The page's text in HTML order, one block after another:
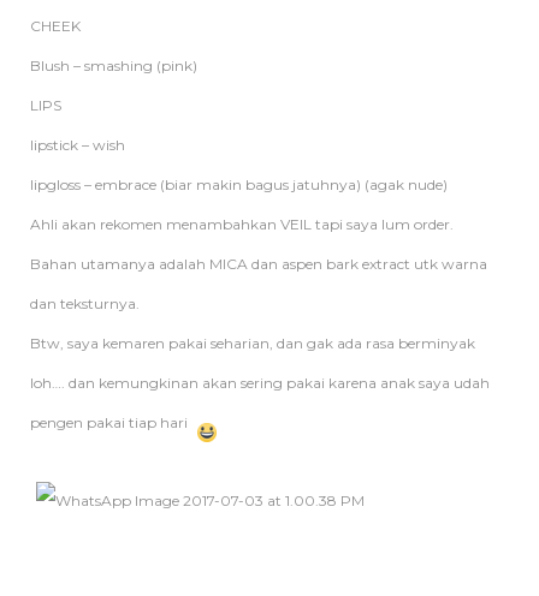
CHEEK
Blush – smashing (pink)
LIPS
lipstick – wish
lipgloss – embrace (biar makin bagus jatuhnya) (agak nude)
Ahli akan rekomen menambahkan VEIL tapi saya lum order.
Bahan utamanya adalah MICA dan aspen bark extract utk warna
dan teksturnya.
Btw, saya kemaren pakai seharian, dan gak ada rasa berminyak
loh…. dan kemungkinan akan sering pakai karena anak saya udah
pengen pakai tiap hari